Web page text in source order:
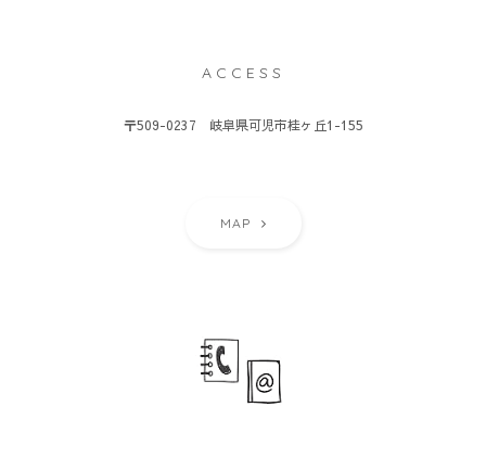
ACCESS
〒509-0237 岐阜県可児市桂ヶ丘1-155
MAP